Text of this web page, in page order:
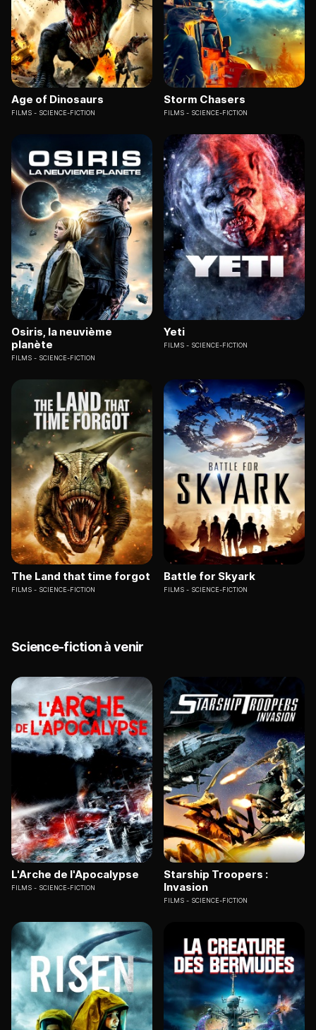
Age of Dinosaurs
FILMS SCIENCE-FICTION
Storm Chasers
FILMS SCIENCE-FICTION
Osiris, la neuvième
planète
FILMS SCIENCE-FICTION
Yeti
FILMS SCIENCE-FICTION
The Land that time forgot
FILMS SCIENCE-FICTION
Battle for Skyark
FILMS SCIENCE-FICTION
Science-fiction à venir
L'Arche de l'Apocalypse
FILMS SCIENCE-FICTION
Starship Troopers :
Invasion
FILMS SCIENCE-FICTION